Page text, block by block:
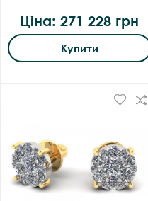
Ціна: 271 228 грн
Купити